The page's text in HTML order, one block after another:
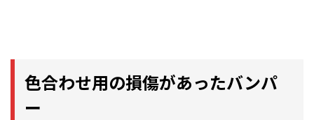
色合わせ用の損傷があったバンパ
ー